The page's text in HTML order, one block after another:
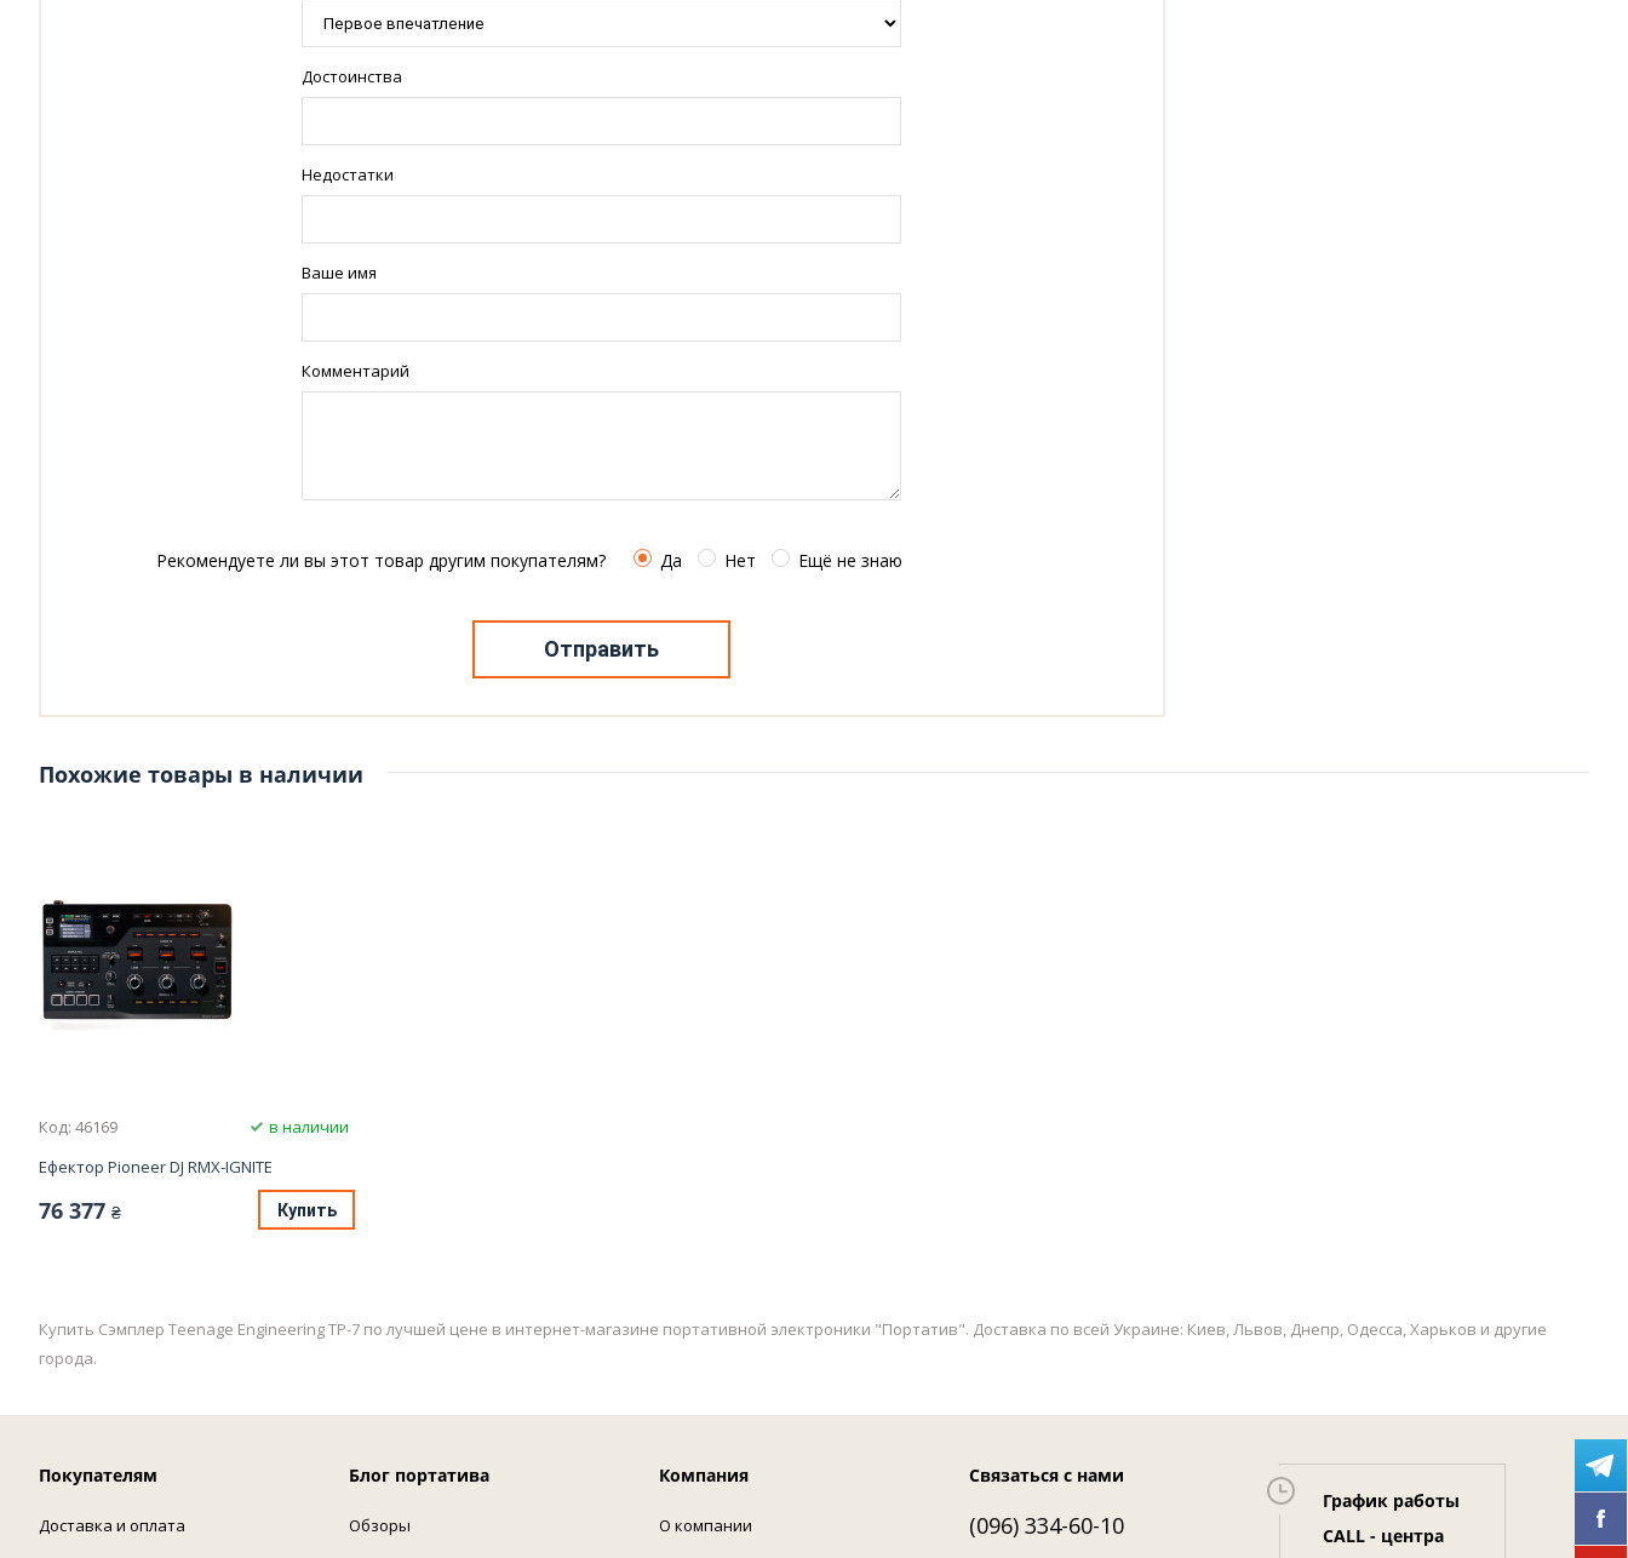
Достоинства
Недостатки
Ваше имя
Комментарий
Рекомендуете ли вы этот товар другим покупателям? Да Нет Ещё не знаю
Отправить
Похожие товары в наличии
Код: 46169
в наличии
Ефектор Pioneer DJ RMX-IGNITE
76 377 ₴ Купить
Купить Сэмплер Teenage Engineering TP-7 по лучшей цене в интернет-магазине портативной электроники "Портатив". Доставка по всей Украине: Киев, Львов, Днепр, Одесса, Харьков и другие
города.
Покупателям
Доставка и оплата
Блог портатива
Обзоры
Компания
О компании
Связаться с нами
(096) 334-60-10
График работы
CALL - центра